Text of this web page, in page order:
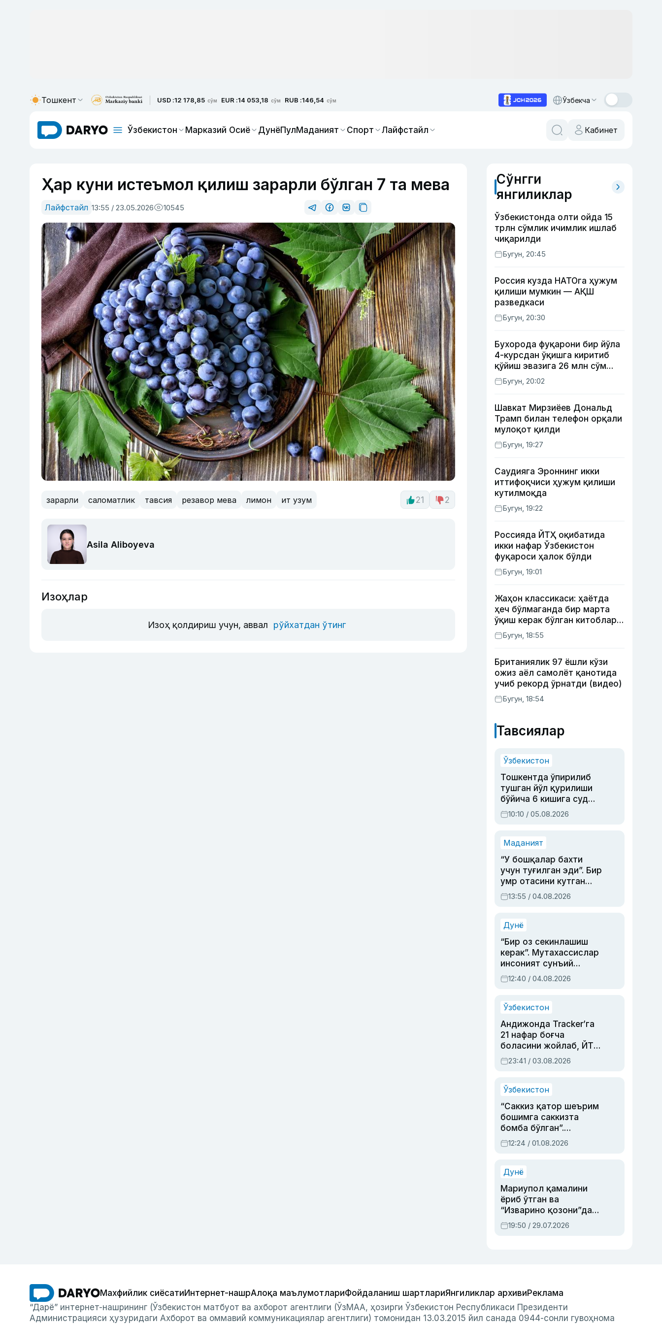
Тошкент USD :12 178,85 сўм EUR :14 053,18 сўм RUB :146,54 сўм Ўзбекча
Ўзбекистон Марказий Осиё ДунёПулМаданият Спорт Лайфстайл Кабинет
Ҳар куни истеъмол қилиш зарарли бўлган 7 та мева
Лайфстайл 13:55 / 23.05.2026 10545
зарарли саломатлик тавсия резавор мева лимон ит узум 21 2
Asila Aliboyeva
Изоҳлар
Изоҳ қолдириш учун, аввал рўйхатдан ўтинг
Сўнгги
янгиликлар
Ўзбекистонда олти ойда 15
трлн сўмлик ичимлик ишлаб
чиқарилди
Бугун, 20:45
Россия кузда НАТОга ҳужум
қилиши мумкин — АҚШ
разведкаси
Бугун, 20:30
Бухорода фуқарони бир йўла
4-курсдан ўқишга киритиб
қўйиш эвазига 26 млн сўм
олган шахс ушланди
Бугун, 20:02
Шавкат Мирзиёев Дональд
Трамп билан телефон орқали
мулоқот қилди
Бугун, 19:27
Саудияга Эроннинг икки
иттифоқчиси ҳужум қилиши
кутилмоқда
Бугун, 19:22
Россияда ЙТҲ оқибатида
икки нафар Ўзбекистон
фуқароси ҳалок бўлди
Бугун, 19:01
Жаҳон классикаси: ҳаётда
ҳеч бўлмаганда бир марта
ўқиш керак бўлган китоблар
(II қисм)
Бугун, 18:55
Британиялик 97 ёшли кўзи
ожиз аёл самолёт қанотида
учиб рекорд ўрнатди (видео)
Бугун, 18:54
Тавсиялар
Ўзбекистон
Тошкентда ўпирилиб
тушган йўл қурилиши
бўйича 6 кишига суд
ҳукми ўқилди
10:10 / 05.08.2026
Маданият
“У бошқалар бахти
учун туғилган эди”. Бир
умр отасини кутган
актриса ва дубльяж
устаси Римма
синовларга тўла ҳаёти
13:55 / 04.08.2026
Дунё
“Бир оз секинлашиш
керак”. Мутахассислар
инсоният сунъий
интеллектни бошқара
олмай қолишидан
12:40 / 04.08.2026
Ўзбекистон
Андижонда Tracker’га
21 нафар боғча
боласини жойлаб, ЙТҲ
содир этган аёлга суд
ҳукми ўқилди
23:41 / 03.08.2026
Ўзбекистон
“Саккиз қатор шеърим
бошимга саккизта
бомба бўлган”.
Абдулла Ориповни
сиёсий айбловлардан
12:24 / 01.08.2026
Дунё
Мариупол қамалини
ёриб ўтган ва
“Изварино қозони”дан
чиққан қаҳрамон —
Украина армияси бош
19:50 / 29.07.2026
Махфийлик сиёсатиИнтернет-нашрАлоқа маълумотлариФойдаланиш шартлариЯнгиликлар архивиРеклама
“Дарё” интернет-нашрининг (Ўзбекистон матбуот ва ахборот агентлиги (ЎзМАА, ҳозирги Ўзбекистон Республикаси Президенти
Администрацияси ҳузуридаги Ахборот ва оммавий коммуникациялар агентлиги) томонидан 13.03.2015 йил санада 0944-сонли гувоҳнома